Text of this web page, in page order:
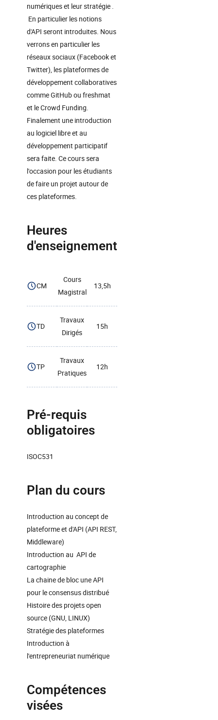
numériques et leur stratégie .
En particulier les notions
d'API seront introduites. Nous
verrons en particulier les
réseaux sociaux (Facebook et
Twitter), les plateformes de
développement collaboratives
comme GitHub ou freshmat
et le Crowd Funding.
Finalement une introduction
au logiciel libre et au
développement participatif
sera faite. Ce cours sera
l'occasion pour les étudiants
de faire un projet autour de
ces plateformes.
Heures
d'enseignement
CM
Cours
Magistral
13,5h
TD
Travaux
Dirigés
15h
TP
Travaux
Pratiques
12h
Pré-requis
obligatoires
ISOC531
Plan du cours
Introduction au concept de
plateforme et d'API (API REST,
Middleware)
Introduction au API de
cartographie
La chaine de bloc une API
pour le consensus distribué
Histoire des projets open
source (GNU, LINUX)
Stratégie des plateformes
Introduction à
l'entrepreneuriat numérique
Compétences
visées